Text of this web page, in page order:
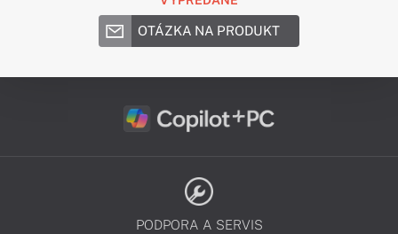
OTÁZKA NA PRODUKT
PODPORA A SERVIS